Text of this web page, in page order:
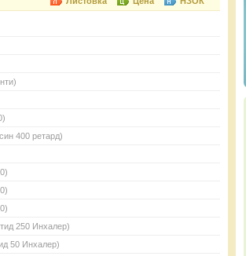
400 ретард)
250 Инхалер)
50 Инхалер)